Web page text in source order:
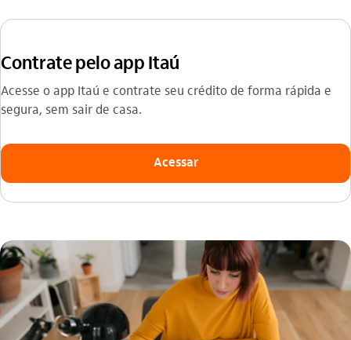
Contrate pelo app Itaú
Acesse o app Itaú e contrate seu crédito de forma rápida e
segura, sem sair de casa.
Acessar